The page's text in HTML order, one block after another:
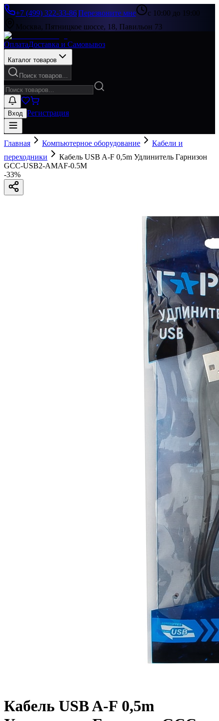
+7 (499) 322-33-86|Перезвоните мне
с 10:00 до 19:00
Москва, Пятницкое шоссе, 18, Павильон 73
ОплатаДоставка и Самовывоз
Каталог товаров
Поиск товаров...
Вход Регистрация
Главная Компьютерное оборудование
Кабели и
переходники
Кабель USB A-F 0,5m Удлинитель Гарнизон
GCC-USB2-AMAF-0.5M
-33%
Кабель USB A-F 0,5m